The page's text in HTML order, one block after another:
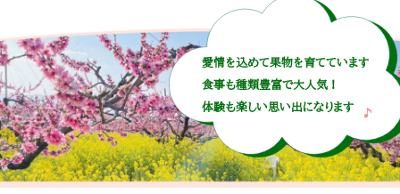
愛情を込めて果物を育てています
食事も種類豊富で大人気！
体験も楽しい思い出になります